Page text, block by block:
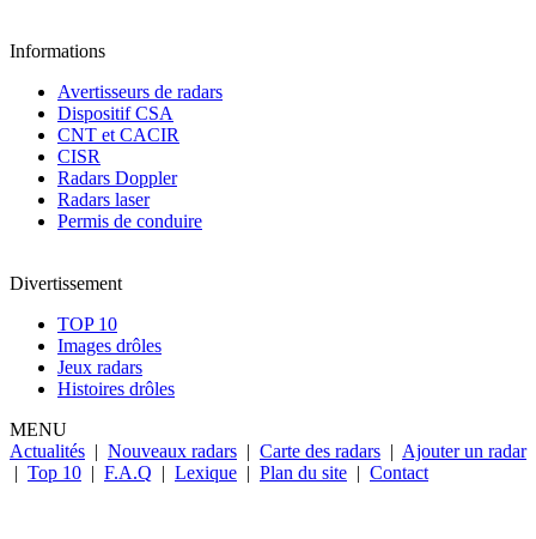
Informations
Avertisseurs de radars
Dispositif CSA
CNT et CACIR
CISR
Radars Doppler
Radars laser
Permis de conduire
Divertissement
TOP 10
Images drôles
Jeux radars
Histoires drôles
MENU
Actualités | Nouveaux radars | Carte des radars | Ajouter un radar
| Top 10 | F.A.Q | Lexique | Plan du site | Contact